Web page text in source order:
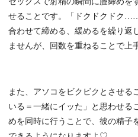
せることです。「ドクドクドク
合わせて締める、緩めるを繰り返
ませんが、回数を重ねることで上
また、アソコをビクビクとさせる
いる＝一緒にイッた」と思わせる
めを同時に行うことで、彼の精子